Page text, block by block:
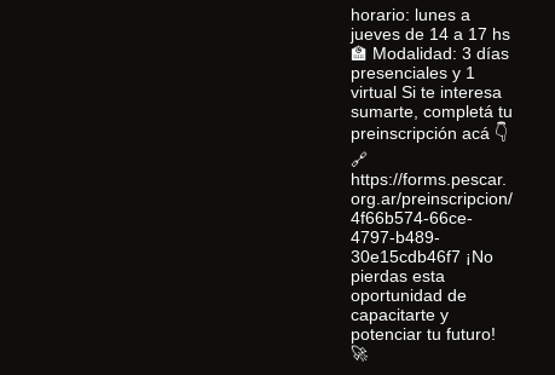
horario: lunes a
jueves de 14 a 17 hs
🏫 Modalidad: 3 días
presenciales y 1
virtual Si te interesa
sumarte, completá tu
preinscripción acá 👇
🔗
https://forms.pescar.
org.ar/preinscripcion/
4f66b574-66ce-
4797-b489-
30e15cdb46f7 ¡No
pierdas esta
oportunidad de
capacitarte y
potenciar tu futuro!
🚀